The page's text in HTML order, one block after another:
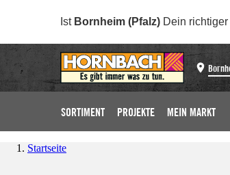
Ist Bornheim (Pfalz) Dein
SORTIMENT PROJEKTE MEIN MARKT
Startseite